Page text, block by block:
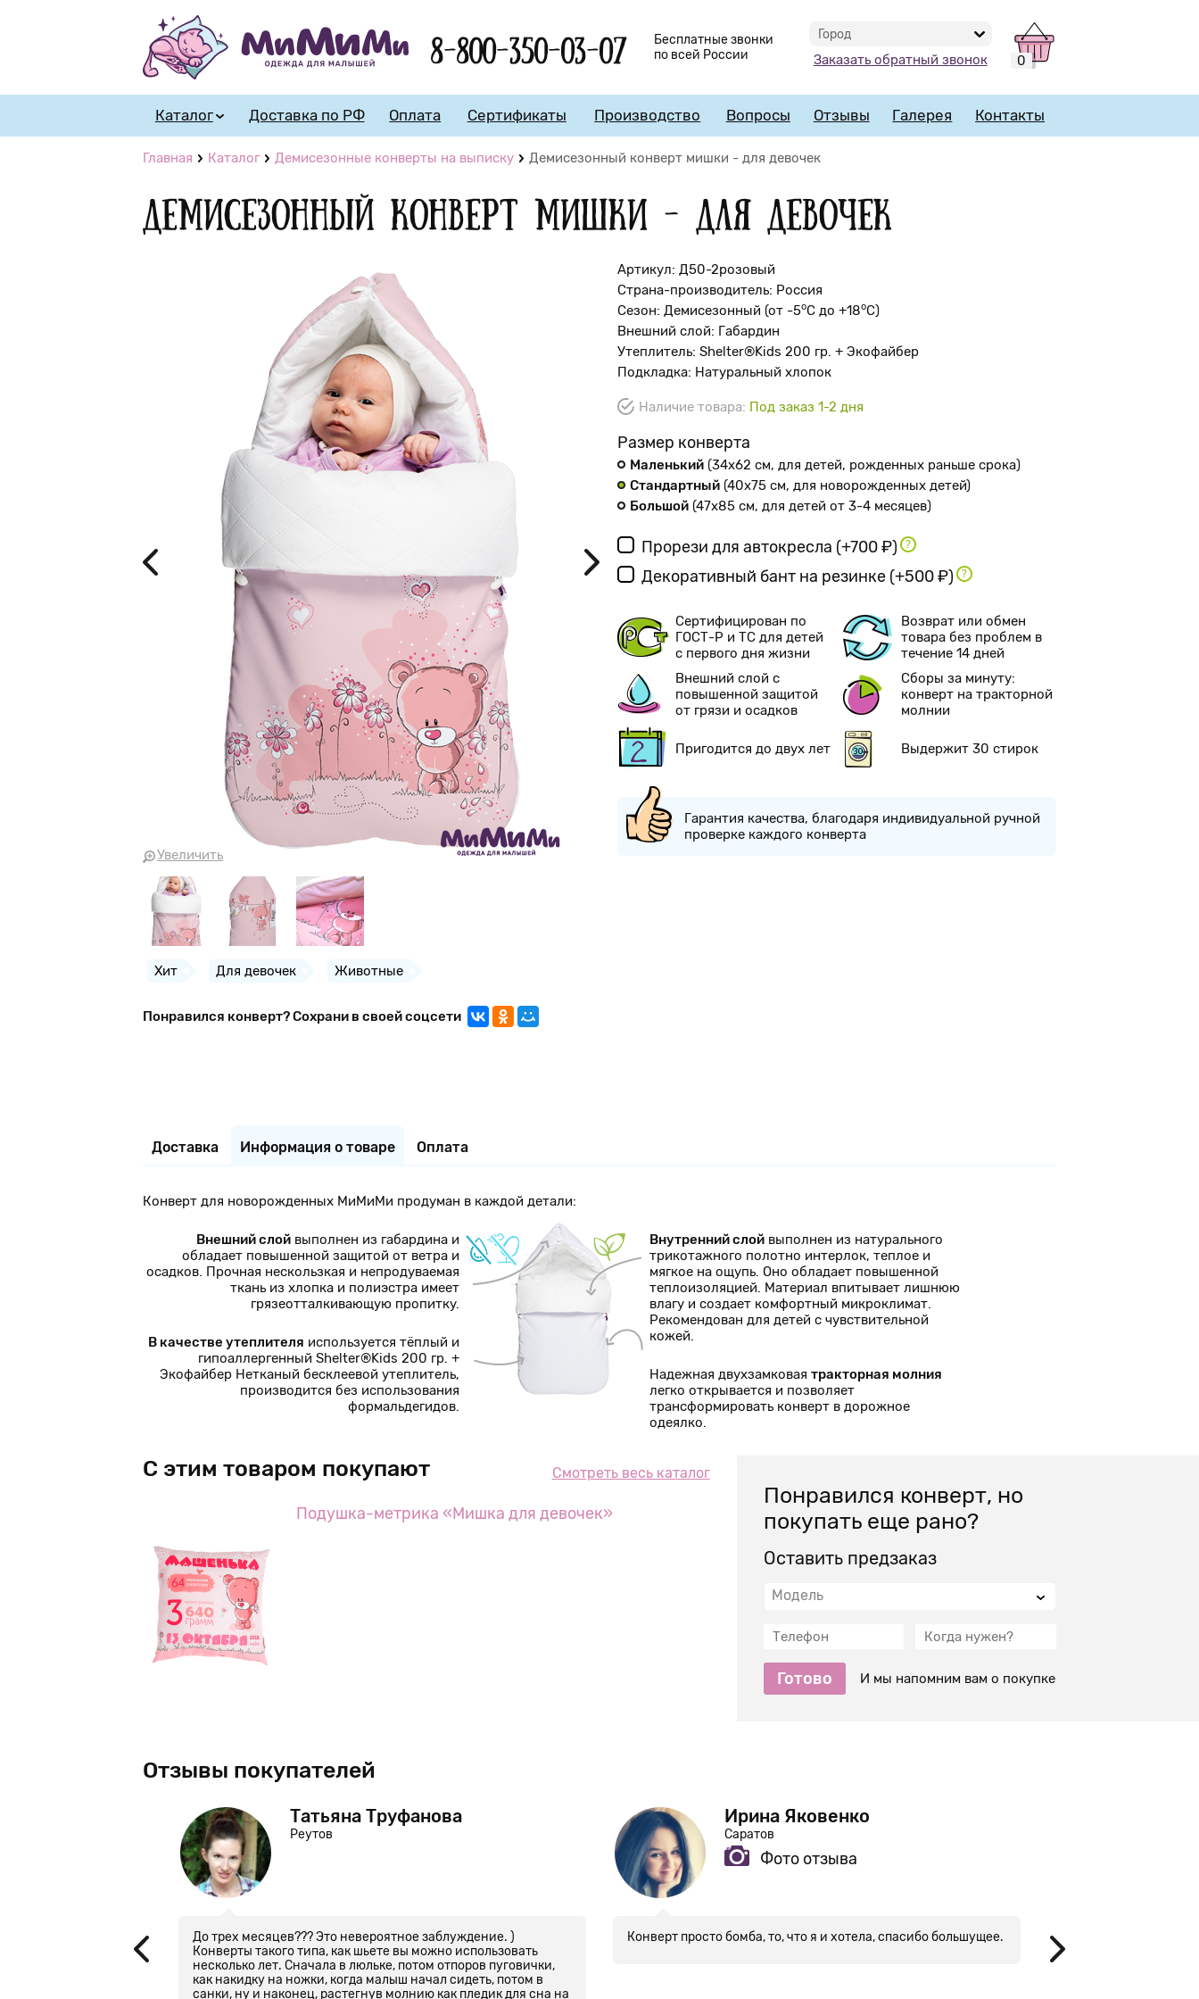
8-800-350-03-07
Бесплатные звонки
по всей России
Город
Заказать обратный звонок 0
Каталог Доставка по РФ Оплата Сертификаты Производство Вопросы Отзывы Галерея Контакты
Главная Каталог Демисезонные конверты на выписку Демисезонный конверт мишки - для девочек
Демисезонный конверт мишки - для девочек
Увеличить
Хит Для девочек Животные
Понравился конверт? Сохрани в своей соцсети
Артикул: Д50-2розовый
Страна-производитель: Россия
Сезон: Демисезонный (от -5оС до +18oС)
Внешний слой: Габардин
Утеплитель: Shelter®Kids 200 гр. + Экофайбер
Подкладка: Натуральный хлопок
Наличие товара: Под заказ 1-2 дня
Размер конверта
Маленький (34х62 см, для детей, рожденных раньше срока)
Стандартный (40х75 см, для новорожденных детей)
Большой (47х85 см, для детей от 3-4 месяцев)
Прорези для автокресла (+700 ₽)
Декоративный бант на резинке (+500 ₽)
Сертифицирован по
ГОСТ-Р и ТС для детей
с первого дня жизни
Возврат или обмен
товара без проблем в
течение 14 дней
Внешний слой с
повышенной защитой
от грязи и осадков
Сборы за минуту:
конверт на тракторной
молнии
Пригодится до двух лет Выдержит 30 стирок
Гарантия качества, благодаря индивидуальной ручной
проверке каждого конверта
Доставка Информация о товаре Оплата
Конверт для новорожденных МиМиМи продуман в каждой детали:
Внешний слой выполнен из габардина и
обладает повышенной защитой от ветра и
осадков. Прочная нескользкая и непродуваемая
ткань из хлопка и полиэстра имеет
грязеотталкивающую пропитку.
В качестве утеплителя используется тёплый и
гипоаллергенный Shelter®Kids 200 гр. +
Экофайбер Нетканый бесклеевой утеплитель,
производится без использования
формальдегидов.
Внутренний слой выполнен из натурального
трикотажного полотно интерлок, теплое и
мягкое на ощупь. Оно обладает повышенной
теплоизоляцией. Материал впитывает лишнюю
влагу и создает комфортный микроклимат.
Рекомендован для детей с чувствительной
кожей.
Надежная двухзамковаятракторная молния
легко открывается и позволяет
трансформировать конверт в дорожное
одеялко.
С этим товаром покупают Смотреть весь каталог
Подушка-метрика «Мишка для девочек»
Понравился конверт, но
покупать еще рано?
Оставить предзаказ
Модель
Готово И мы напомним вам о покупке
Отзывы покупателей
Татьяна Труфанова
Реутов
До трех месяцев??? Это невероятное заблуждение. )
Конверты такого типа, как шьете вы можно использовать
несколько лет. Сначала в люльке, потом отпоров пуговички,
как накидку на ножки, когда малыш начал сидеть, потом в
санки, ну и наконец, растегнув молнию как пледик для сна на
Ирина Яковенко
Саратов
Фото отзыва
Конверт просто бомба, то, что я и хотела, спасибо большущее.
качеству и милый,